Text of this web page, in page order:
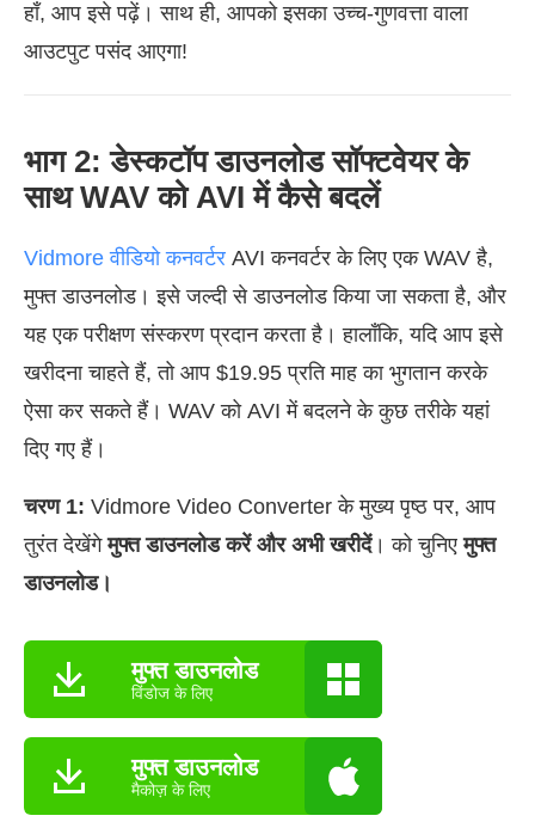
हाँ, आप इसे पढ़ें। साथ ही, आपको इसका उच्च-गुणवत्ता वाला
आउटपुट पसंद आएगा!
भाग 2: डेस्कटॉप डाउनलोड सॉफ्टवेयर के
साथ WAV को AVI में कैसे बदलें
Vidmore वीडियो कनवर्टर AVI कनवर्टर के लिए एक WAV है,
मुफ्त डाउनलोड। इसे जल्दी से डाउनलोड किया जा सकता है, और
यह एक परीक्षण संस्करण प्रदान करता है। हालाँकि, यदि आप इसे
खरीदना चाहते हैं, तो आप $19.95 प्रति माह का भुगतान करके
ऐसा कर सकते हैं। WAV को AVI में बदलने के कुछ तरीके यहां
दिए गए हैं।
चरण 1: Vidmore Video Converter के मुख्य पृष्ठ पर, आप
तुरंत देखेंगेमुफ्त डाउनलोड करें और अभी खरीदें। को चुनिएमुफ्त
डाउनलोड।
मुफ्त डाउनलोड
विंडोज के लिए
मुफ्त डाउनलोड
मैकोज़ के लिए